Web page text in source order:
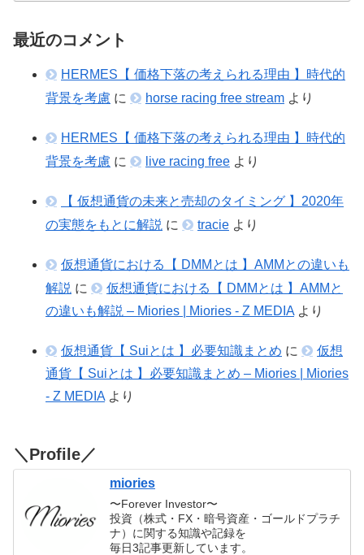
最近のコメント
HERMES【 価格下落の考えられる理由 】時代的
背景を考慮 に horse racing free stream より
HERMES【 価格下落の考えられる理由 】時代的
背景を考慮 に live racing free より
【 仮想通貨の未来と売却のタイミング 】2020年
の実態をもとに解説 に tracie より
仮想通貨における【 DMMとは 】AMMとの違いも
解説 に
仮想通貨における【 DMMとは 】AMMと
の違いも解説 – Miories | Miories - Z MEDIA より
仮想通貨【 Suiとは 】必要知識まとめ に
仮想
通貨【 Suiとは 】必要知識まとめ – Miories | Miories
- Z MEDIA より
＼Profile／
miories
〜Forever Investor〜
投資（株式・FX・暗号資産・ゴールドプラチ
ナ）に関する知識や記録を
毎日3記事更新しています。